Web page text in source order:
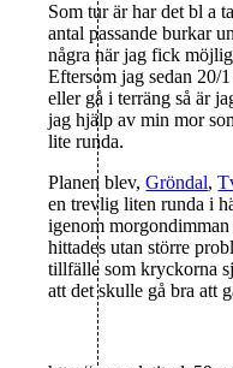
Som tur är har det bl a
antal passande burkar
några när jag fick
Eftersom jag sedan 20/
eller gå i terräng så är
jag hjälp av min mor
lite runda.
Planen blev,Gröndal,
en trevlig liten runda i
igenom
hittades utan större
tillfälle som kryckorna
att det skulle gå bra att